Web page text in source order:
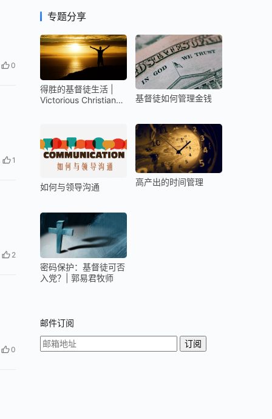
0
1
2
0
专题分享
得胜的基督徒生活 |
Victorious Christian
基督徒如何管理金钱
如何与领导沟通 高产出的时间管理
密码保护：基督徒可否
入党？| 郭易君牧师
邮件订阅